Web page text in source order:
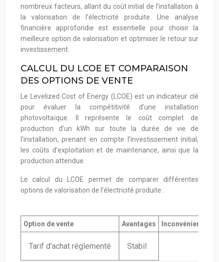
nombreux facteurs, allant du coût initial de l’installation à
la valorisation de l’électricité produite. Une analyse
financière approfondie est essentielle pour choisir la
meilleure option de valorisation et optimiser le retour sur
investissement.
CALCUL DU LCOE ET COMPARAISON
DES OPTIONS DE VENTE
Le Levelized Cost of Energy (LCOE) est un indicateur clé
pour évaluer la compétitivité d’une installation
photovoltaïque. Il représente le coût complet de
production d’un kWh sur toute la durée de vie de
l’installation, prenant en compte l’investissement initial,
les coûts d’exploitation et de maintenance, ainsi que la
production attendue.
Le calcul du LCOE permet de comparer différentes
options de valorisation de l’électricité produite :
Option de vente Avantages Inconvénients
Tarif d’achat réglementé Stabil